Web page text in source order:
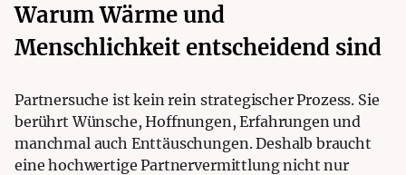
Warum Wärme und
Menschlichkeit entscheidend sind
Partnersuche ist kein rein strategischer Prozess. Sie
berührt Wünsche, Hoffnungen, Erfahrungen und
manchmal auch Enttäuschungen. Deshalb braucht
eine hochwertige Partnervermittlung nicht nur